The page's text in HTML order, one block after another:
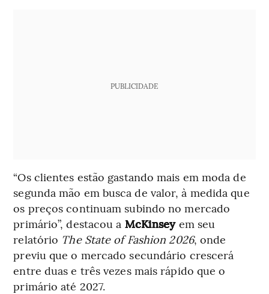
PUBLICIDADE
“Os clientes estão gastando mais em moda de
segunda mão em busca de valor, à medida que
os preços continuam subindo no mercado
primário”, destacou a McKinseyem seu
relatório The State of Fashion 2026, onde
previu que o mercado secundário crescerá
entre duas e três vezes mais rápido que o
primário até 2027.